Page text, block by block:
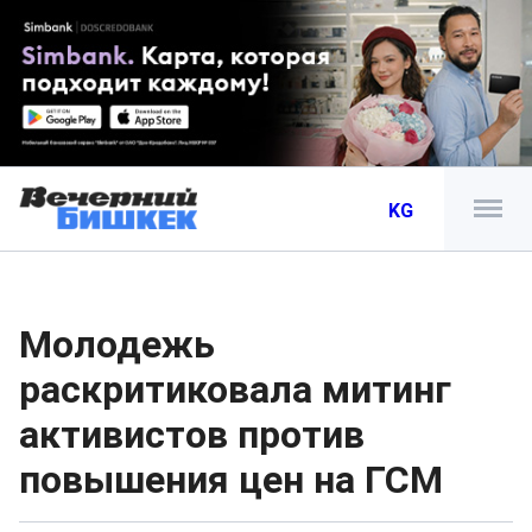
KG
Молодежь
раскритиковала митинг
активистов против
повышения цен на ГСМ